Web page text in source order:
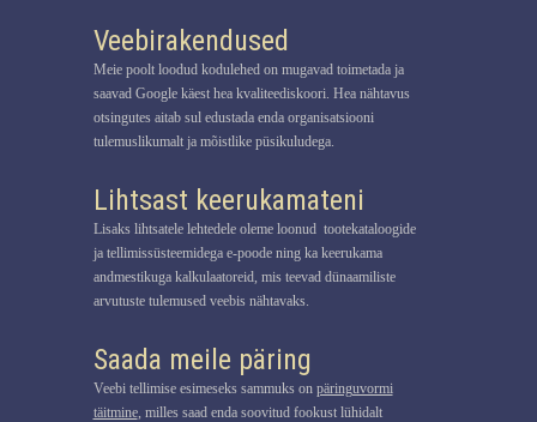
Veebirakendused
Meie poolt loodud kodulehed on mugavad toimetada ja
saavad Google käest hea kvaliteediskoori. Hea nähtavus
otsingutes aitab sul edustada enda organisatsiooni
tulemuslikumalt ja mõistlike püsikuludega.
Lihtsast keerukamateni
Lisaks lihtsatele lehtedele oleme loonud tootekataloogide
ja tellimissüsteemidega e-poode ning ka keerukama
andmestikuga kalkulaatoreid, mis teevad dünaamiliste
arvutuste tulemused veebis nähtavaks.
Saada meile päring
Veebi tellimise esimeseks sammuks on päringuvormi
täitmine, milles saad enda soovitud fookust lühidalt